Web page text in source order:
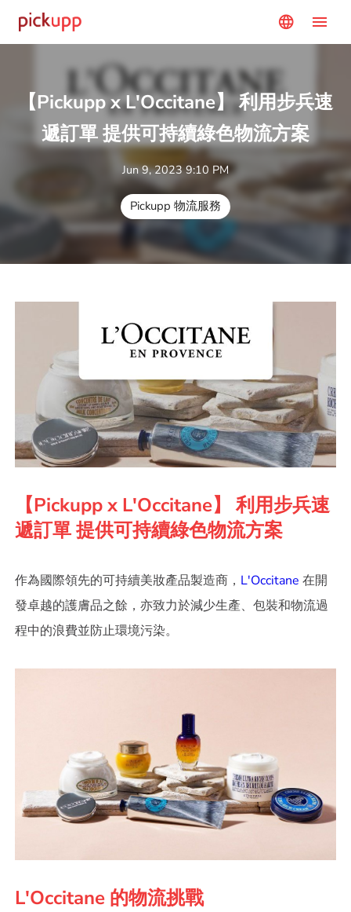
language menu
【Pickupp x L'Occitane】 利用步兵速
遞訂單 提供可持續綠色物流方案
Jun 9, 2023 9:10 PM
Pickupp 物流服務
【Pickupp x L'Occitane】 利用步兵速
遞訂單 提供可持續綠色物流方案
作為國際領先的可持續美妝產品製造商， L'Occitane 在開
發卓越的護膚品之餘，亦致力於減少生產、包裝和物流過
L'Occitane 的物流挑戰